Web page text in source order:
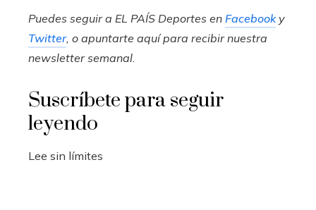
Puedes seguir a EL PAÍS Deportes en Facebooky
Twitter, o apuntarte aquí para recibirnuestra
newsletter semanal.
Suscríbete para seguir
leyendo
Lee sin límites